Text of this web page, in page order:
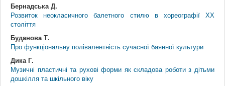
Бернадська Д.
Розвиток неокласичного балетного стилю в хореографії ХХ
століття
Буданова Т.
Про функціональну полівалентність сучасної баянної культури
Дика Г.
Музичні пластичні та рухові форми як складова роботи з дітьми
дошкілля та шкільного віку